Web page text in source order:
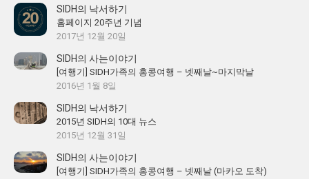
SIDH의 낙서하기
홈페이지 20주년 기념
2017년 12월 20일
SIDH의 사는이야기
[여행기] SIDH가족의 홍콩여행 – 넷째날~마지막날
2016년 1월 8일
SIDH의 낙서하기
2015년 SIDH의 10대 뉴스
2015년 12월 31일
SIDH의 사는이야기
[여행기] SIDH가족의 홍콩여행 – 넷째날 (마카오 도착)